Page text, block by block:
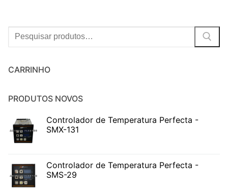
Procurar:
CARRINHO
PRODUTOS NOVOS
Controlador de Temperatura Perfecta -
SMX-131
Controlador de Temperatura Perfecta -
SMS-29